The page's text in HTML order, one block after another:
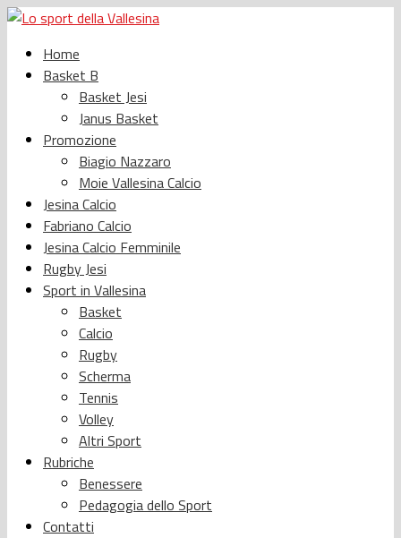
Home
Basket B
Basket Jesi
Janus Basket
Promozione
Biagio Nazzaro
Moie Vallesina Calcio
Jesina Calcio
Fabriano Calcio
Jesina Calcio Femminile
Rugby Jesi
Sport in Vallesina
Basket
Calcio
Rugby
Scherma
Tennis
Volley
Altri Sport
Rubriche
Benessere
Pedagogia dello Sport
Contatti